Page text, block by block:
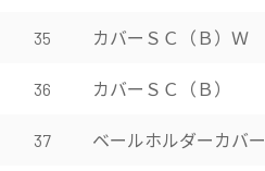
35 カバーＳＣ（Ｂ）Ｗ
36 カバーＳＣ（Ｂ）
37 ベールホルダーカバー